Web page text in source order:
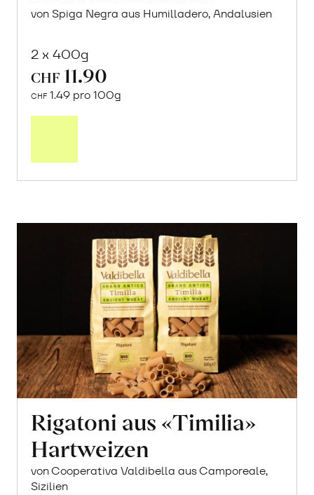
von Spiga Negra aus Humilladero, Andalusien
2 x 400g
CHF 11.90
CHF 1.49 pro 100g
Rigatoni aus «Timilia»
Hartweizen
von Cooperativa Valdibella aus Camporeale,
Sizilien